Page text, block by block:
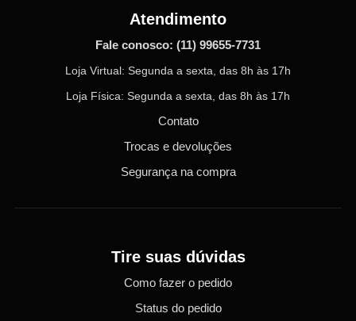
Atendimento
Fale conosco: (11) 99655-7731
Loja Virtual: Segunda a sexta, das 8h às 17h
Loja Física: Segunda a sexta, das 8h às 17h
Contato
Trocas e devoluções
Segurança na compra
Tire suas dúvidas
Como fazer o pedido
Status do pedido